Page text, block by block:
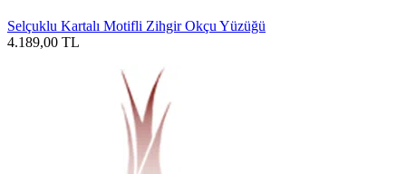
Selçuklu Kartalı Motifli Zihgir Okçu Yüzüğü
4.189,00 TL